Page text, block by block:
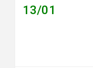
13/01